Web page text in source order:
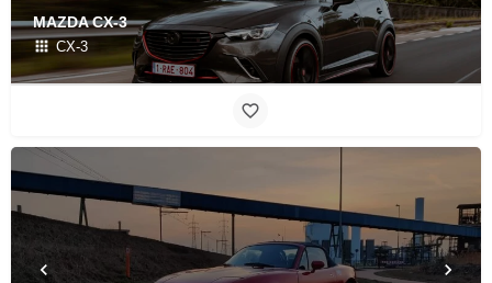
MAZDA CX-3
CX-3